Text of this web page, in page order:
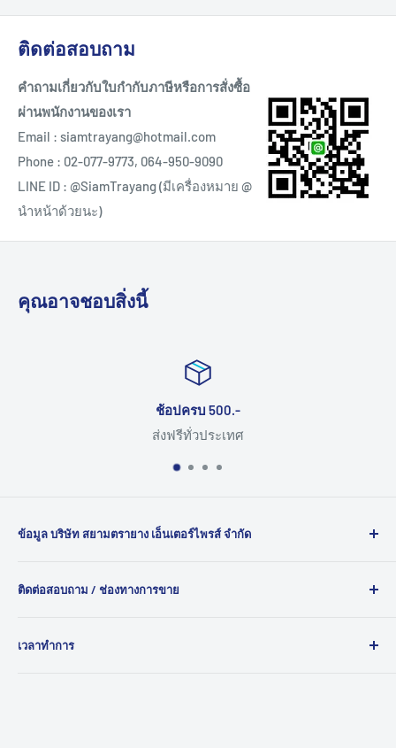
ติดต่อสอบถาม
คำถามเกี่ยวกับใบกำกับภาษีหรือการสั่งซื้อ
ผ่านพนักงานของเรา
Email : siamtrayang@hotmail.com
Phone : 02-077-9773, 064-950-9090
LINE ID : @SiamTrayang (มีเครื่องหมาย @
นำหน้าด้วยนะ)
คุณอาจชอบสิ่งนี้
ช้อปครบ 500.-
ส่งฟรีทั่วประเทศ
ข้อมูล บริษัท สยามตรายาง เอ็นเตอร์ไพรส์ จำกัด
ตรายางหมึกใน ตัว คุณภาพสูงสำหรับทุกความต้องการของ
ประเภท เช่นตรายางหน่วยราชการ ตรายางบริษัท ตรายางโรง
ติดต่อสอบถาม / ช่องทางการขาย
11120
เวลาทำการ